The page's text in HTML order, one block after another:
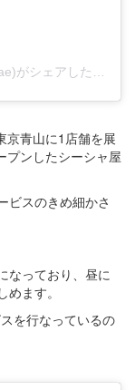
京青山に1店舗を展
プンしたシーシャ屋
ビスのきめ細かさ
なっており、昼に
ます。
を行なっているの